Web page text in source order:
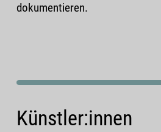
dokumentieren.
Künstler:innen